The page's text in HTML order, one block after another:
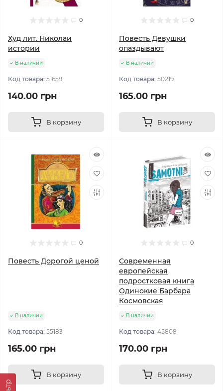
0
Худ лит. Николаи
истории
В наличии
Код товара: 51659
140.00 грн
В корзину
0
Повесть Девушки
опаздывают
В наличии
Код товара: 50219
165.00 грн
В корзину
0
Повесть Дорогой ценой
В наличии
Код товара: 55183
165.00 грн
В корзину
0
Современная
европейская
подростковая книга
Одинокие Барбара
Космовская
В наличии
Код товара: 45808
170.00 грн
В корзину